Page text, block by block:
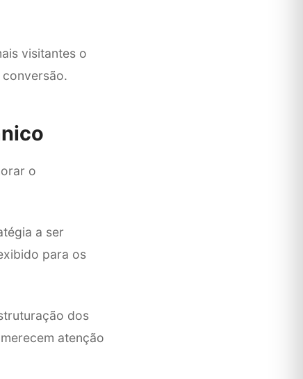
visitantes o
o
a ser
para os
dos
atenção